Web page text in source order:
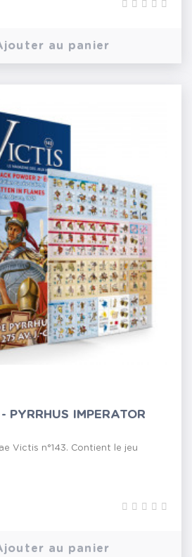
au panier
PYRRHUS IMPERATOR
Victis n°143. Contient le jeu
au panier